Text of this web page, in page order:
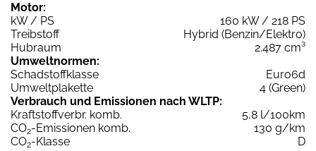
Motor:
kW / PS
160 kW / 218 PS
Treibstoff
Hybrid (Benzin/Elektro)
Hubraum
2.487 cm³
Umweltnormen:
Schadstoffklasse
Euro6d
Umweltplakette
4 (Green)
Verbrauch und Emissionen nach WLTP:
Kraftstoffverbr. komb.
5,8 l/100km
CO2-Emissionen komb.
130 g/km
CO2-Klasse
D